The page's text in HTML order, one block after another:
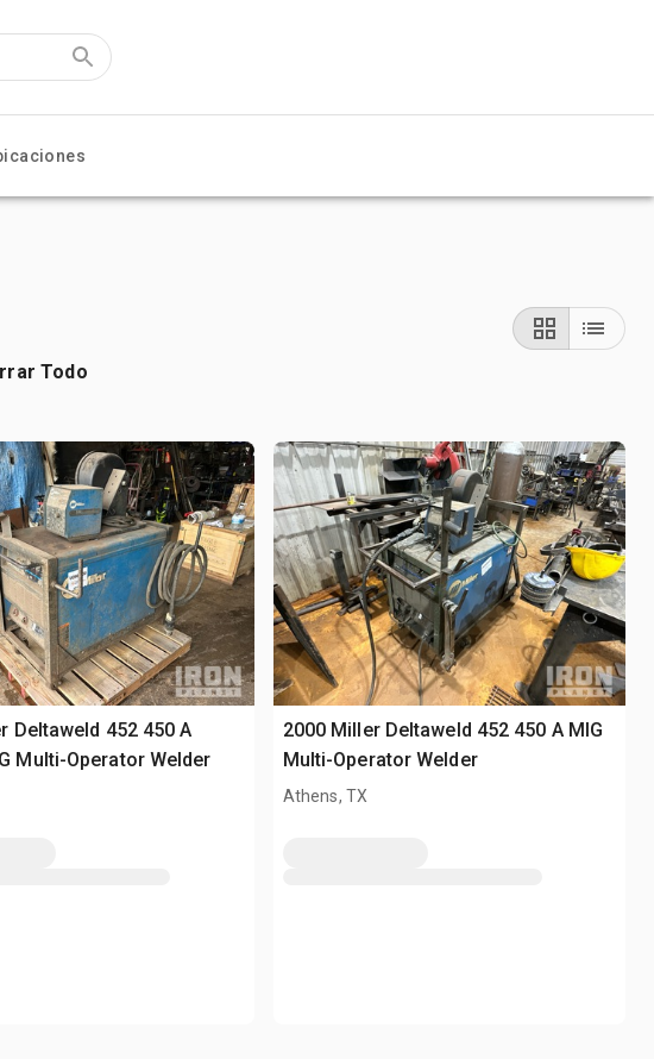
Todo
Deltaweld 452 450 A
Multi-Operator Welder
2000 Miller Deltaweld 452 450 A MIG
Multi-Operator Welder
Athens, TX